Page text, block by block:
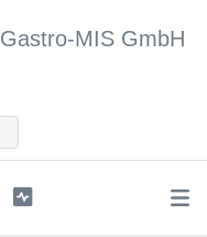
Gastro-MIS GmbH